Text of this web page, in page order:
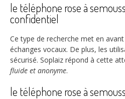
le téléphone rose à
confidentiel
Ce type de recherche met en avant
échanges vocaux. De plus, les
sécurisé. Soplaiz répond à cette
fluide et anonyme.
le téléphone rose à